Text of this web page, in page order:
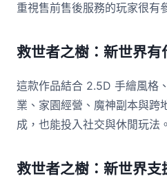
重視售前售後服務的玩家很有
救世者之樹：新世界有
這款作品結合 2.5D 手繪風格
業、家園經營、魔神副本與跨
成，也能投入社交與休閒玩法。
救世者之樹：新世界支